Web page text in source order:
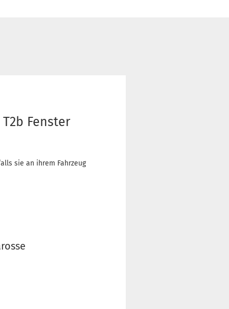
Fenster
sie an ihrem Fahrzeug